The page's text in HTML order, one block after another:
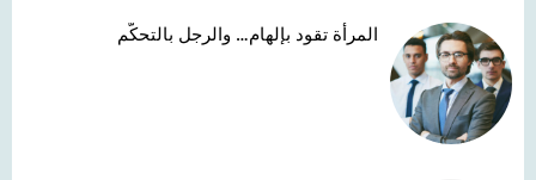
المرأة تقود بإلهام… والرجل بالتحكّم